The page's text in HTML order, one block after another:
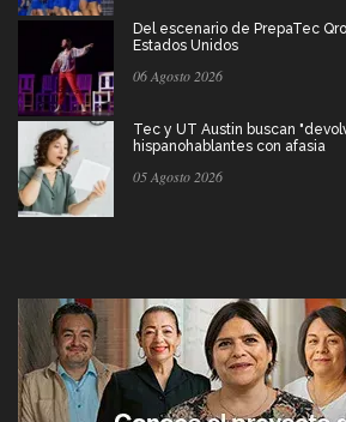
Del escenario de PrepaTec
Estados Unidos
06 Agosto 2026
Tec y UT Austin buscan
hispanohablantes con afasia
05 Agosto 2026